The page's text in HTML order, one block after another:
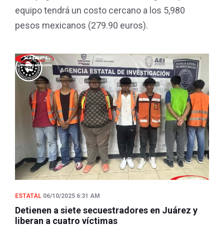
equipo tendrá un costo cercano a los 5,980
pesos mexicanos (279.90 euros).
ESTATAL 06/10/2025 6:31 AM
Detienen a siete secuestradores en Juárez y
liberan a cuatro víctimas